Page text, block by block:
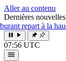
Aller au contenu
Dernières nouvelles
à la hausse à
07:56 UTC